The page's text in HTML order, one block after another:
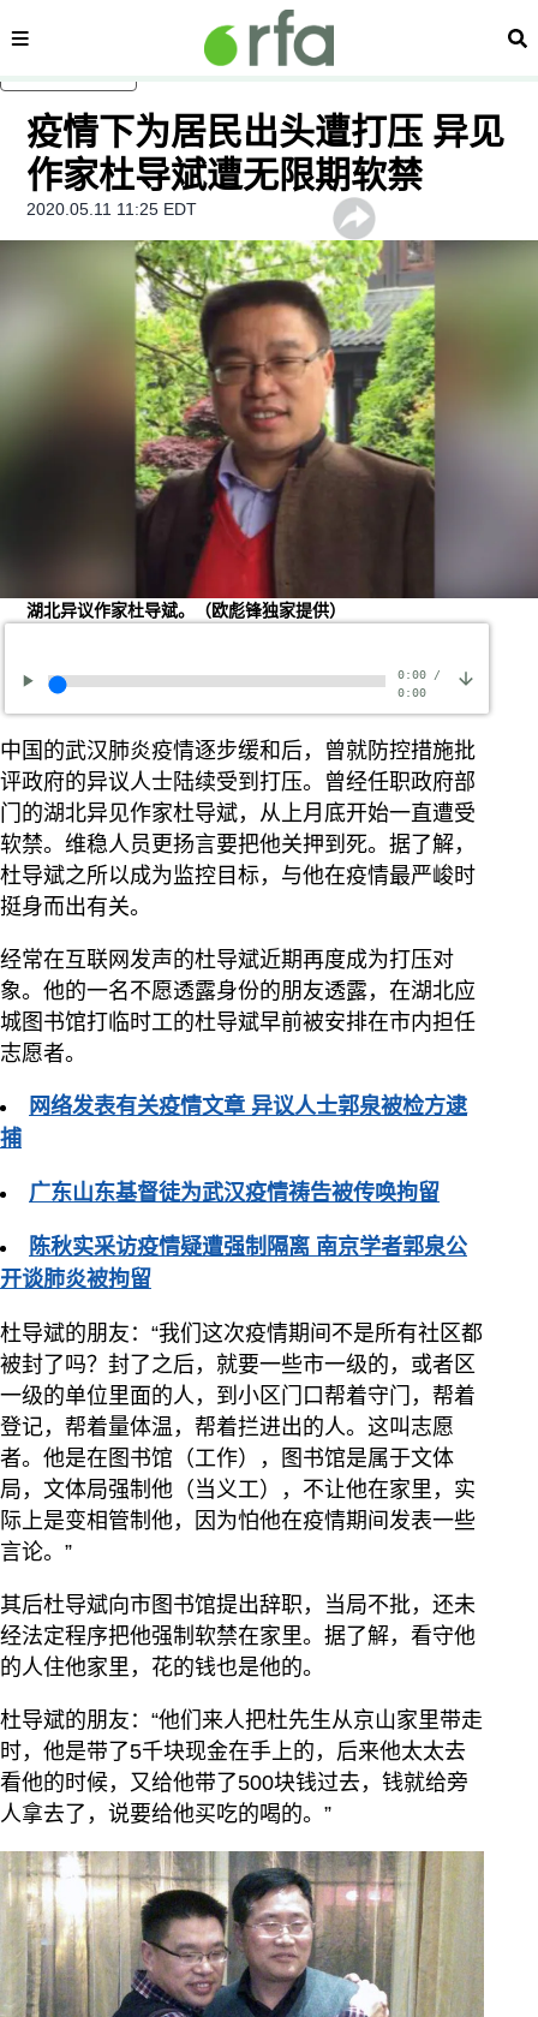
内容分类 搜
疫情下为居民出头遭打压 异见
作家杜导斌遭无限期软禁
2020.05.11 11:25 EDT
湖北异议作家杜导斌。（欧彪锋独家提供）
0:00/
0:00
中国的武汉肺炎疫情逐步缓和后，曾就防控措施批
评政府的异议人士陆续受到打压。曾经任职政府部
门的湖北异见作家杜导斌，从上月底开始一直遭受
软禁。维稳人员更扬言要把他关押到死。据了解，
杜导斌之所以成为监控目标，与他在疫情最严峻时
挺身而出有关。
经常在互联网发声的杜导斌近期再度成为打压对
象。他的一名不愿透露身份的朋友透露，在湖北应
城图书馆打临时工的杜导斌早前被安排在市内担任
志愿者。
网络发表有关疫情文章 异议人士郭泉被检方逮
捕
广东山东基督徒为武汉疫情祷告被传唤拘留
陈秋实采访疫情疑遭强制隔离 南京学者郭泉公
开谈肺炎被拘留
杜导斌的朋友：“我们这次疫情期间不是所有社区都
被封了吗？封了之后，就要一些市一级的，或者区
一级的单位里面的人，到小区门口帮着守门，帮着
登记，帮着量体温，帮着拦进出的人。这叫志愿
者。他是在图书馆（工作），图书馆是属于文体
局，文体局强制他（当义工），不让他在家里，实
际上是变相管制他，因为怕他在疫情期间发表一些
言论。”
其后杜导斌向市图书馆提出辞职，当局不批，还未
经法定程序把他强制软禁在家里。据了解，看守他
的人住他家里，花的钱也是他的。
杜导斌的朋友：“他们来人把杜先生从京山家里带走
时，他是带了5千块现金在手上的，后来他太太去
看他的时候，又给他带了500块钱过去，钱就给旁
人拿去了，说要给他买吃的喝的。”